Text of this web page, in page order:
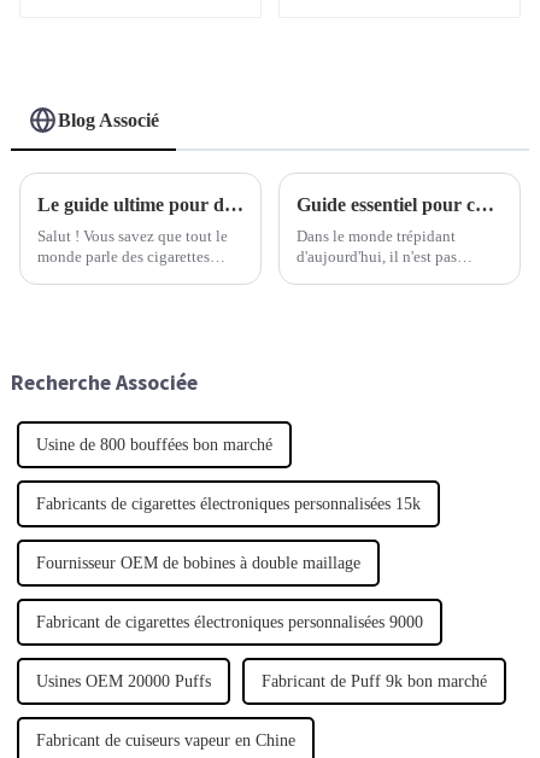
Blog Associé
Le guide ultime pour découvrir les meilleures cigarettes électroniques pour les acheteurs du monde entier
Salut ! Vous savez que tout le
monde parle des cigarettes
Guide essentiel pour choisir le dispositif jetable adapté à vos besoins
Dans le monde trépidant
d'aujourd'hui, il n'est pas
Recherche Associée
Usine de 800 bouffées bon marché
Fabricants de cigarettes électroniques personnalisées 15k
Fournisseur OEM de bobines à double maillage
Fabricant de cigarettes électroniques personnalisées 9000
Usines OEM 20000 Puffs Fabricant de Puff 9k bon marché
Fabricant de cuiseurs vapeur en Chine